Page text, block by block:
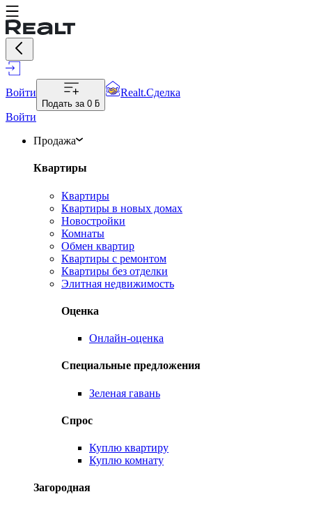
Войти
Подать за 0 ƃ
Realt.Сделка
Войти
Продажа
Квартиры
Квартиры
Квартиры в новых домах
Новостройки
Комнаты
Обмен квартир
Квартиры с ремонтом
Квартиры без отделки
Элитная недвижимость
Оценка
Онлайн-оценка
Специальные предложения
Зеленая гавань
Спрос
Куплю квартиру
Куплю комнату
Загородная